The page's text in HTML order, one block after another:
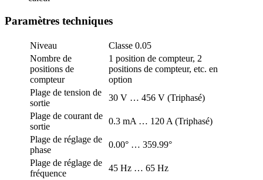
Paramètres techniques
Niveau
Classe 0.05
Nombre de
positions de
compteur
1 position de compteur, 2
positions de compteur, etc. en
option
Plage de tension de
sortie
30 V … 456 V (Triphasé)
Plage de courant de
sortie
0.3 mA … 120 A (Triphasé)
Plage de réglage de
phase
0.00° … 359.99°
Plage de réglage de
fréquence
45 Hz … 65 Hz